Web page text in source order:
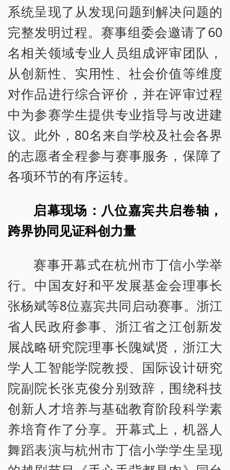
系统呈现了从发现问题到解决问题的
完整发明过程。赛事组委会邀请了60
名相关领域专业人员组成评审团队，
从创新性、实用性、社会价值等维度
对作品进行综合评价，并在评审过程
中为参赛学生提供专业指导与改进建
议。此外，80名来自学校及社会各界
的志愿者全程参与赛事服务，保障了
各项环节的有序运转。
启幕现场：八位嘉宾共启卷轴，
跨界协同见证科创力量
赛事开幕式在杭州市丁信小学举
行。中国友好和平发展基金会理事长
张杨斌等8位嘉宾共同启动赛事。浙江
省人民政府参事、浙江省之江创新发
展战略研究院理事长隗斌贤，浙江大
学人工智能学院教授、国际设计研究
院副院长张克俊分别致辞，围绕科技
创新人才培养与基础教育阶段科学素
养培育作了分享。开幕式上，机器人
舞蹈表演与杭州市丁信小学学生呈现